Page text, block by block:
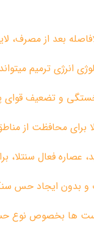
بعد از مصرف،
انرژی ترمیم
و تضعیف قوای
عصاره فعال
و بدون ایجاد حس
ها بخصوص نوع